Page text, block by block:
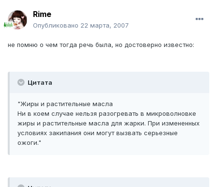
Rime
Опубликовано 22 марта, 2007
не помню о чем тогда речь была, но достоверно известно:
Цитата
"Жиры и растительные масла
Ни в коем случае нельзя разогревать в микроволновке
жиры и растительные масла для жарки. При измененных
условиях закипания они могут вызвать серьезные
ожоги."